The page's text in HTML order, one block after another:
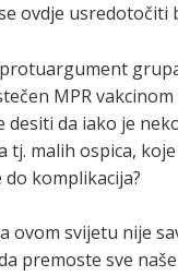
ovdje
MPR
desiti da iako je
malih ospica,
komplikacija?
ovom svijetu nije
premoste sve